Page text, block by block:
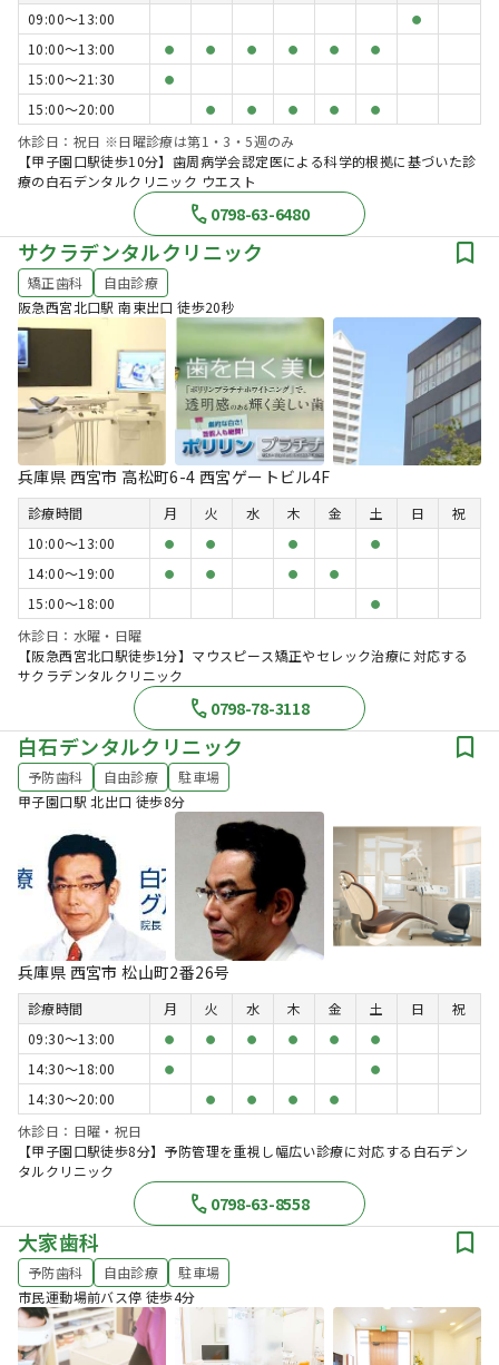
09:00〜13:00
●
10:00〜13:00 ● ● ● ● ● ●
15:00〜21:30 ●
15:00〜20:00 ● ● ● ● ●
休診日：祝日 ※日曜診療は第1・3・5週のみ
【甲子園口駅徒歩10分】歯周病学会認定医による科学的根拠に基づいた診
療の白石デンタルクリニック ウエスト
0798-63-6480
サクラデンタルクリニック
矯正歯科
自由診療
阪急西宮北口駅 南東出口 徒歩20秒
兵庫県 西宮市 高松町6-4 西宮ゲートビル4F
診療時間 月 火 水 木 金 土 日
祝
10:00〜13:00
● ● ● ●
14:00〜19:00 ● ● ● ●
15:00〜18:00 ●
休診日：水曜・日曜
【阪急西宮北口駅徒歩1分】マウスピース矯正やセレック治療に対応する
サクラデンタルクリニック
0798-78-3118
白石デンタルクリニック
予防歯科 自由診療
駐車場
甲子園口駅 北出口 徒歩8分
兵庫県 西宮市 松山町2番26号
診療時間 月 火 水 木 金 土 日
祝
09:30〜13:00
● ● ● ● ● ●
14:30〜18:00 ● ●
14:30〜20:00 ● ● ● ●
休診日：日曜・祝日
【甲子園口駅徒歩8分】予防管理を重視し幅広い診療に対応する白石デン
タルクリニック
0798-63-8558
大家歯科
予防歯科 自由診療
駐車場
市民運動場前バス停 徒歩4分